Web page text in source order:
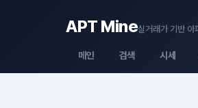
APT Mine실거래가 기반 아
메인 검색 시세